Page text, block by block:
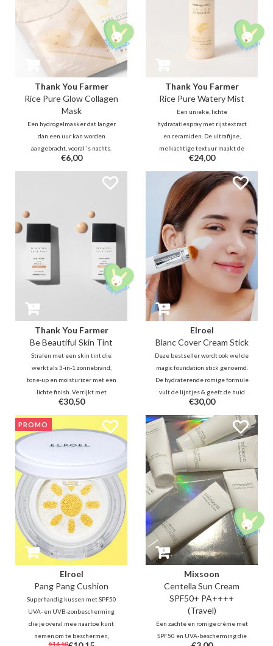
Thank You Farmer
Rice Pure Glow Collagen
Mask
Een hydrogelmasker dat langer
dan een uur kan worden
aangebracht, vooral 's nachts.
Bevat rijstextract en plantaardige
PDRN voor een optimale
hydratatie. Gecombineerd met
kalmerende werking.
€6,00
Thank You Farmer
Rice Pure Watery Mist
Een unieke, lichte
hydratatiespray met rijstextract
en ceramiden. De ultrafijne,
melkachtige textuur maakt de
huid direct zachter en voller voor
een prachtige glans. Onmisbaar
voor een verfrissende boost, op
elk moment van de dag, over je
make-up heen.
€24,00
Thank You Farmer
Be Beautiful Skin Tint
Stralen met een skin tint die
werkt als 3-in-1 zonnebrand,
tone-up en moisturizer met een
lichte finish. Verrijkt met
Allantoïne en Adenosine om de
gevoelige en vochtarme huid
actief te kalmeren en hydrateren.
€30,50
Elroel
Blanc Cover Cream Stick
Deze bestseller wordt ook wel de
magic foundation stick genoemd.
De hydraterende romige formule
vult de lijntjes & geeft de huid
een prachtige glow. Borstel het
uit & zie hoe de zachte textuur
verandert in een foundation die
zich aanpast aan je huidskleur
€30,00
PROMO
Elroel
Pang Pang Cushion
Superhandig kussen met SPF50
UVA- en UVB-zonbescherming
die je overal mee naartoe kunt
nemen om te beschermen,
€14,50
Mixsoon
Centella Sun Cream
SPF50+ PA++++
(Travel)
Een zachte en romige crème met
SPF50 en UVA-bescherming die